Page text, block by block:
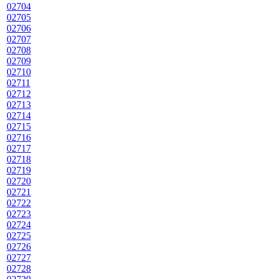
02704
02705
02706
02707
02708
02709
02710
02711
02712
02713
02714
02715
02716
02717
02718
02719
02720
02721
02722
02723
02724
02725
02726
02727
02728